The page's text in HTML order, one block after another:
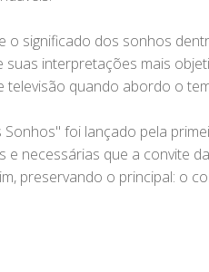
o significado dos sonhos
interpretações mais
televisão quando abordo o
foi lançado pela
e necessárias que a convite
preservando o principal: o